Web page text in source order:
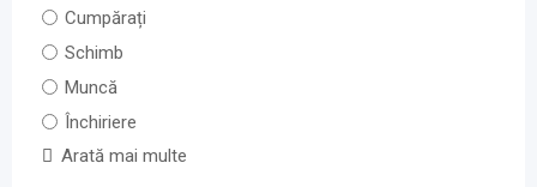
Cumpărați
Schimb
Muncă
Închiriere
Arată mai multe